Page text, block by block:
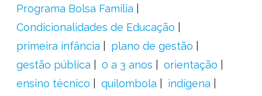
Programa Bolsa Família
Condicionalidades de Educação
primeira infância
plano de gestão
gestão pública
0 a 3 anos
orientação
ensino técnico
quilombola
indígena